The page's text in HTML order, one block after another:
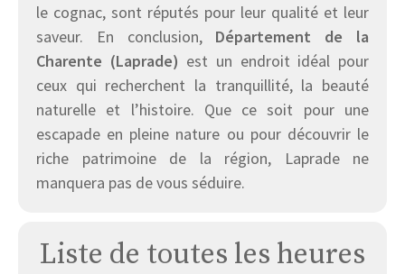
le cognac, sont réputés pour leur qualité et leur
saveur. En conclusion, Département de la
Charente (Laprade) est un endroit idéal pour
ceux qui recherchent la tranquillité, la beauté
naturelle et l’histoire. Que ce soit pour une
escapade en pleine nature ou pour découvrir le
riche patrimoine de la région, Laprade ne
manquera pas de vous séduire.
Liste de toutes les heures